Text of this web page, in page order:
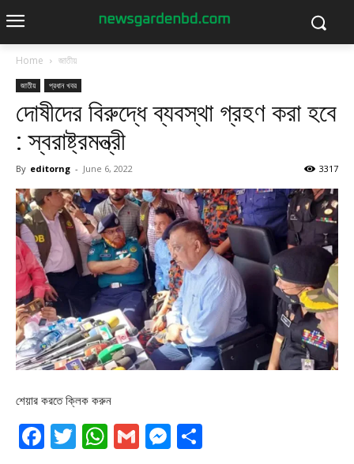
Home জাতীয়
জাতীয় প্রধান খবর
দোষীদের বিরুদ্ধে ব্যবস্থা গ্রহণ করা হবে
: স্বরাষ্ট্রমন্ত্রী
By editorng - June 6, 2022 3317
শেয়ার করতে ক্লিক করুন
Facebook
Twitter
WhatsApp
GmailMessenger